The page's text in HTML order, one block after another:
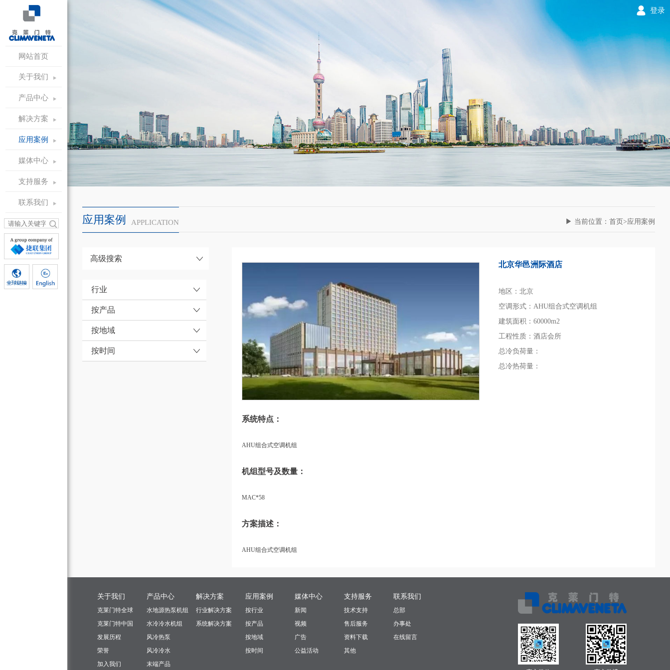
网站首页
关于我们
产品中心
解决方案
应用案例
媒体中心
支持服务
联系我们
登录
应用案例 APPLICATION ▶ 当前位置：首页>应用案例
高级搜索
行业
按产品
按地域
按时间
北京华邑洲际酒店
地区：北京
空调形式：AHU组合式空调机组
建筑面积：60000m2
工程性质：酒店会所
总冷负荷量：
总冷热荷量：
系统特点：
AHU组合式空调机组
机组型号及数量：
MAC*58
方案描述：
AHU组合式空调机组
关于我们
克莱门特全球
克莱门特中国
发展历程
荣誉
加入我们
产品中心
水地源热泵机组
水冷冷水机组
风冷热泵
风冷冷水
末端产品
解决方案
行业解决方案
系统解决方案
应用案例
按行业
按产品
按地域
按时间
媒体中心
新闻
视频
广告
公益活动
支持服务
技术支持
售后服务
资料下载
其他
联系我们
总部
办事处
在线留言